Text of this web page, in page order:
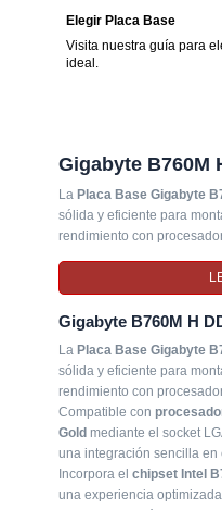
Elegir Placa Base
Visita nuestra guía para
ideal.
Gigabyte B760M
La Placa Base Gigabyte
sólida y eficiente para
rendimiento con
mediante el socket
una integración sencilla
Incorpora el chipset Intel
excelente gestión de
una instalación compacta
rendimiento. La
MHzen doble canal
estable, ideal tanto para
entornos profesionales.
Con capacidad para hasta
Gigabyte B760M H
La Placa Base Gigabyte
sólida y eficiente para
rendimiento con
Compatible con
Goldmediante el socket
una integración sencilla en
Incorpora el chipset Intel
una experiencia